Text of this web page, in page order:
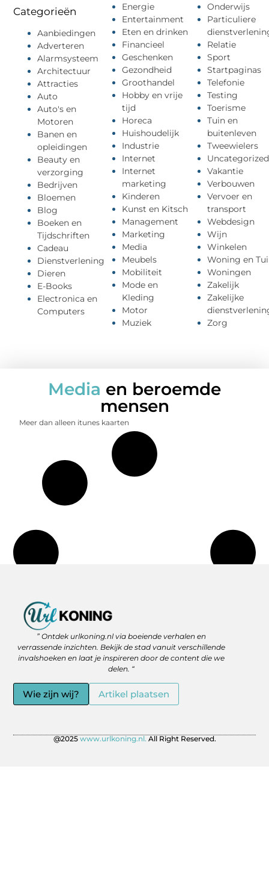
Categorieën
Aanbiedingen
Adverteren
Alarmsysteem
Architectuur
Attracties
Auto
Auto's en
Motoren
Banen en
opleidingen
Beauty en
verzorging
Bedrijven
Bloemen
Blog
Boeken en
Tijdschriften
Cadeau
Dienstverlening
Dieren
E-Books
Electronica en
Computers
Energie
Entertainment
Eten en drinken
Financieel
Geschenken
Gezondheid
Groothandel
Hobby en vrije
tijd
Horeca
Huishoudelijk
Industrie
Internet
Internet
marketing
Kinderen
Kunst en Kitsch
Management
Marketing
Media
Meubels
Mobiliteit
Mode en
Kleding
Motor
Muziek
Onderwijs
Particuliere
Relatie
Sport
Startpaginas
Telefonie
Testing
Toerisme
Tuin en
buitenleven
Tweewielers
Uncategorized
Vakantie
Verbouwen
Vervoer en
transport
Webdesign
Wijn
Winkelen
Woning en
Woningen
Zakelijk
Zakelijke
Zorg
Media en beroemde
mensen
Meer dan alleen itunes kaarten
” Ontdek urlkoning.nl via boeiende verhalen en
verrassende inzichten. Bekijk de stad vanuit verschillende
invalshoeken en laat je inspireren door de content die we
delen. “
Wie zijn wij? Artikel plaatsen
@2025 www.urlkoning.nl. All Right Reserved.